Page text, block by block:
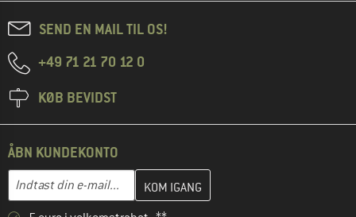
SEND EN MAIL TIL OS!
+49 71 21 70 12 0
KØB BEVIDST
ÅBN KUNDEKONTO
Indtast din e-mail...
Indtast din e-mailadresse her, og opret i næste trin din